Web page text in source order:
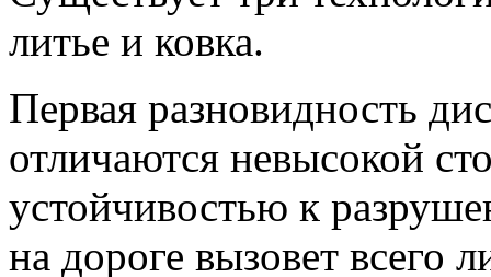
литье и ковка.
Первая разновидность
отличаются невысокой
устойчивостью к
на дороге вызовет всего